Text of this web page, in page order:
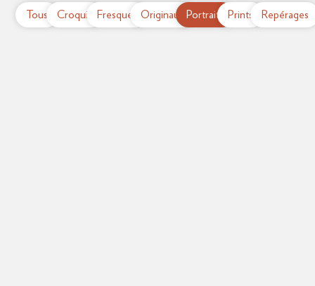
Tous Croquis Fresques Originaux Portraits Prints Repérages